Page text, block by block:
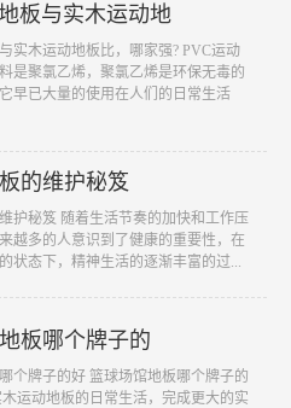
板与实木运动地
实木运动地板比，哪家强? PVC运动
是聚氯乙烯，聚氯乙烯是环保无毒的
早已大量的使用在人们的日常生活
的维护秘笈
护秘笈 随着生活节奏的加快和工作压
越多的人意识到了健康的重要性，在
状态下，精神生活的逐渐丰富的过...
板哪个牌子的
个牌子的好 篮球场馆地板哪个牌子的
运动地板的日常生活，完成更大的实